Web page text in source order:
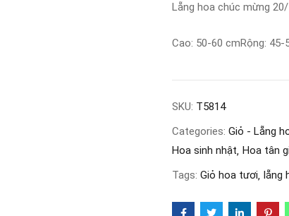
Lẵng hoa chúc mừng
Cao: 50-60 cmRộng: 45-
SKU: T5814
Categories: Giỏ - Lẵng
Hoa sinh nhật Hoa tân
Tags: Giỏ hoa tươi lẵng